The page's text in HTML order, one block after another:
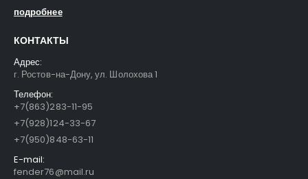
подробнее
КОНТАКТЫ
Адрес:
г. Ростов-на-Дону, ул. Шолохова 1
Телефон:
+7(863)283-11-95
+7(928)124-33-67
+7(950)848-63-11
E-mail:
fender76@mail.ru